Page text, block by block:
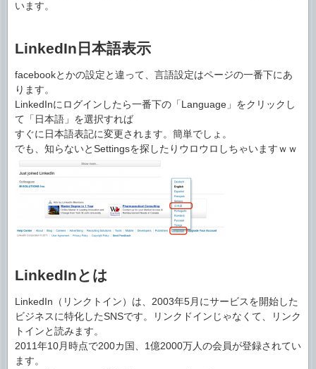
います。
LinkedIn日本語表示
facebookとかの設定と違って、言語設定はページの一番下にあ
ります。
LinkedInにログインしたら一番下の「Language」をクリックし
て「日本語」を選択すれば
すぐに日本語表記に変更されます。簡単でしょ。
でも、知らないとSettingsを探したりウロウロしちゃいますｗｗ
LinkedInとは
LinkedIn（リンクトイン）は、2003年5月にサービスを開始した
ビジネスに特化したSNSです。リンクドインじゃなくて、リンク
トインと読みます。
2011年10月時点で200カ国、1億2000万人の会員が登録されてい
ます。